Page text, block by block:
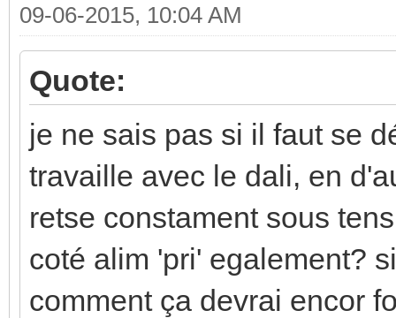
09-06-2015, 10:04 AM
Quote:
je ne sais pas si il faut se
travaille avec le dali, en
retse constament sous
coté alim 'pri' egalement?
comment ça devrai encor